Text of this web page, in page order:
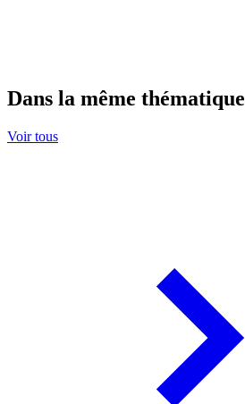
Dans la même thématique
Voir tous